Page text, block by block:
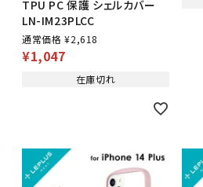
TPU PC 保護 シェルカバー
LN-IM23PLCC
通常価格 ¥2,618
¥1,047
在庫切れ